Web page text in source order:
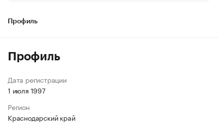
Профиль
Профиль
Дата регистрации
1 июля 1997
Регион
Краснодарский край